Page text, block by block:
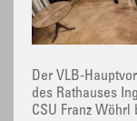
Der VLB-
des Rathauses
CSU Franz Wöhrl